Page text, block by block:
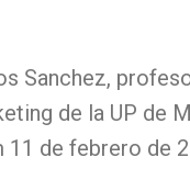
Sanchez,
de la UP de
de febrero de